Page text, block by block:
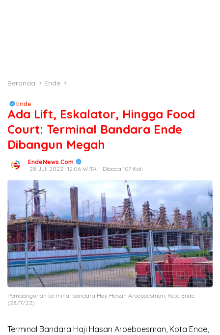
Beranda Ende
Ende
Ada Lift, Eskalator, Hingga Food
Court: Terminal Bandara Ende
Dibangun Megah
EndeNews.Com
28 Juli 2022 : 12:06 WITA | Dibaca 107 Kali
Pembangunan terminal bandara Haji Hasan Aroeboesman, Kota Ende
(28/7/22)
Terminal Bandara Haji Hasan Aroeboesman, Kota Ende,